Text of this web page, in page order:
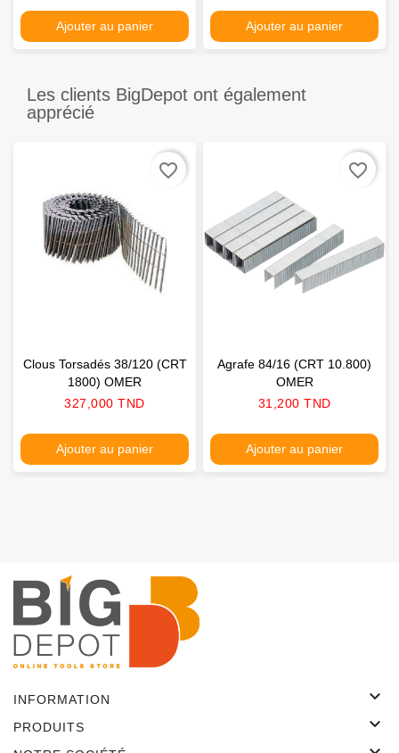
Ajouter au panier Ajouter au panier
Les clients BigDepot ont également
apprécié
Clous Torsadés 38/120 (CRT
1800) OMER
Prix
327,000 TND
Ajouter au panier
favorite_border
Agrafe 84/16 (CRT 10.800)
OMER
Prix
31,200 TND
Ajouter au panier
favorite_border
INFORMATION 
PRODUITS 